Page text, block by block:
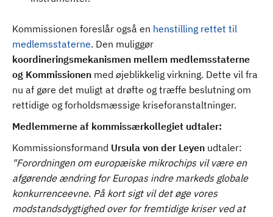
Kommissionen foreslår også en henstilling rettet til
medlemsstaterne. Den muliggør
koordineringsmekanismen mellem medlemsstaterne
og Kommissionen med øjeblikkelig virkning. Dette vil fra
nu af gøre det muligt at drøfte og træffe beslutning om
rettidige og forholdsmæssige kriseforanstaltninger.
Medlemmerne af kommissærkollegiet udtaler:
Kommissionsformand Ursula von der Leyen udtaler:
"Forordningen om europæiske mikrochips vil være en
afgørende ændring for Europas indre markeds globale
konkurrenceevne. På kort sigt vil det øge vores
modstandsdygtighed over for fremtidige kriser ved at